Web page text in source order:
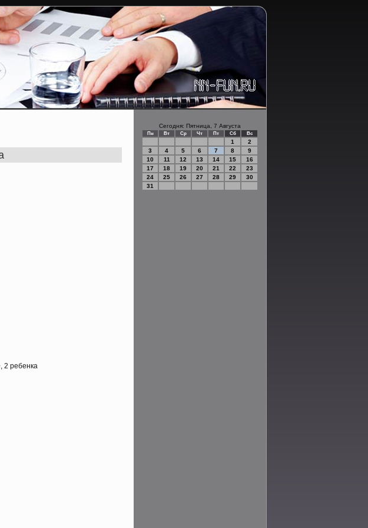
2 ребенка
Сегодня: Пятница, 7 Августа
Пн Вт Ср Чт Пт Сб Вс
1
2
3
4 5 6 7 8
9
10
11 12 13 14 15
16
17
18 19 20 21 22
23
24
25 26 27 28 29
30
31